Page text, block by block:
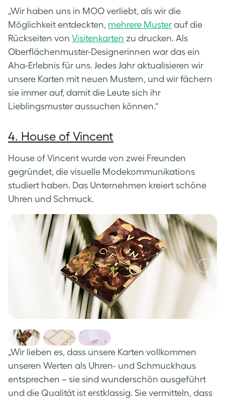
„Wir haben uns in MOO verliebt, als wir die
Möglichkeit entdeckten, mehrere Muster auf die
Rückseiten von Visitenkarten zu drucken. Als
Oberflächenmuster-Designerinnen war das ein
Aha-Erlebnis für uns. Jedes Jahr aktualisieren wir
unsere Karten mit neuen Mustern, und wir fächern
sie immer auf, damit die Leute sich ihr
Lieblingsmuster aussuchen können.“
4. House of Vincent
House of Vincent wurde von zwei Freunden
gegründet, die visuelle Modekommunikations
studiert haben. Das Unternehmen kreiert schöne
Uhren und Schmuck.
„Wir lieben es, dass unsere Karten vollkommen
unseren Werten als Uhren- und Schmuckhaus
entsprechen – sie sind wunderschön ausgeführt
und die Qualität ist erstklassig. Sie vermitteln, dass